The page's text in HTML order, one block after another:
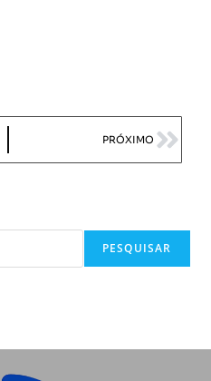
PRÓXIMO
PESQUISAR